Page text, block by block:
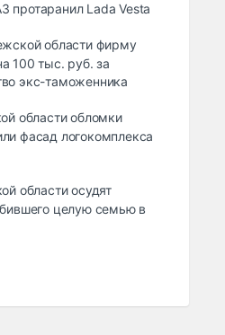
протаранил Lada Vesta
области фирму
100 тыс. руб. за
экс-таможенника
области обломки
фасад логокомплекса
области осудят
целую семью в